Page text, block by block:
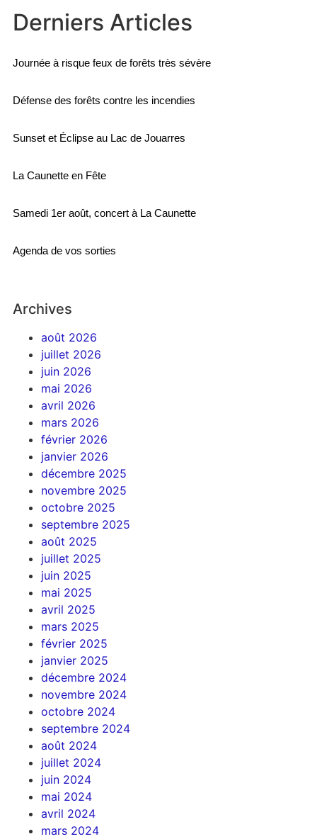
Derniers Articles
Journée à risque feux de forêts très sévère
Défense des forêts contre les incendies
Sunset et Éclipse au Lac de Jouarres
La Caunette en Fête
Samedi 1er août, concert à La Caunette
Agenda de vos sorties
Archives
août 2026
juillet 2026
juin 2026
mai 2026
avril 2026
mars 2026
février 2026
janvier 2026
décembre 2025
novembre 2025
octobre 2025
septembre 2025
août 2025
juillet 2025
juin 2025
mai 2025
avril 2025
mars 2025
février 2025
janvier 2025
décembre 2024
novembre 2024
octobre 2024
septembre 2024
août 2024
juillet 2024
juin 2024
mai 2024
avril 2024
mars 2024